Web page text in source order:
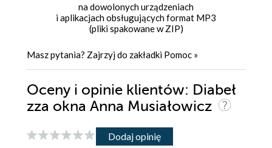
na dowolonych urządzeniach
i aplikacjach obsługujących format MP3
(pliki spakowane w ZIP)
Masz pytania? Zajrzyj do zakładki Pomoc »
Oceny i opinie klientów: Diabeł
zza okna Anna Musiałowicz
Dodaj opinię